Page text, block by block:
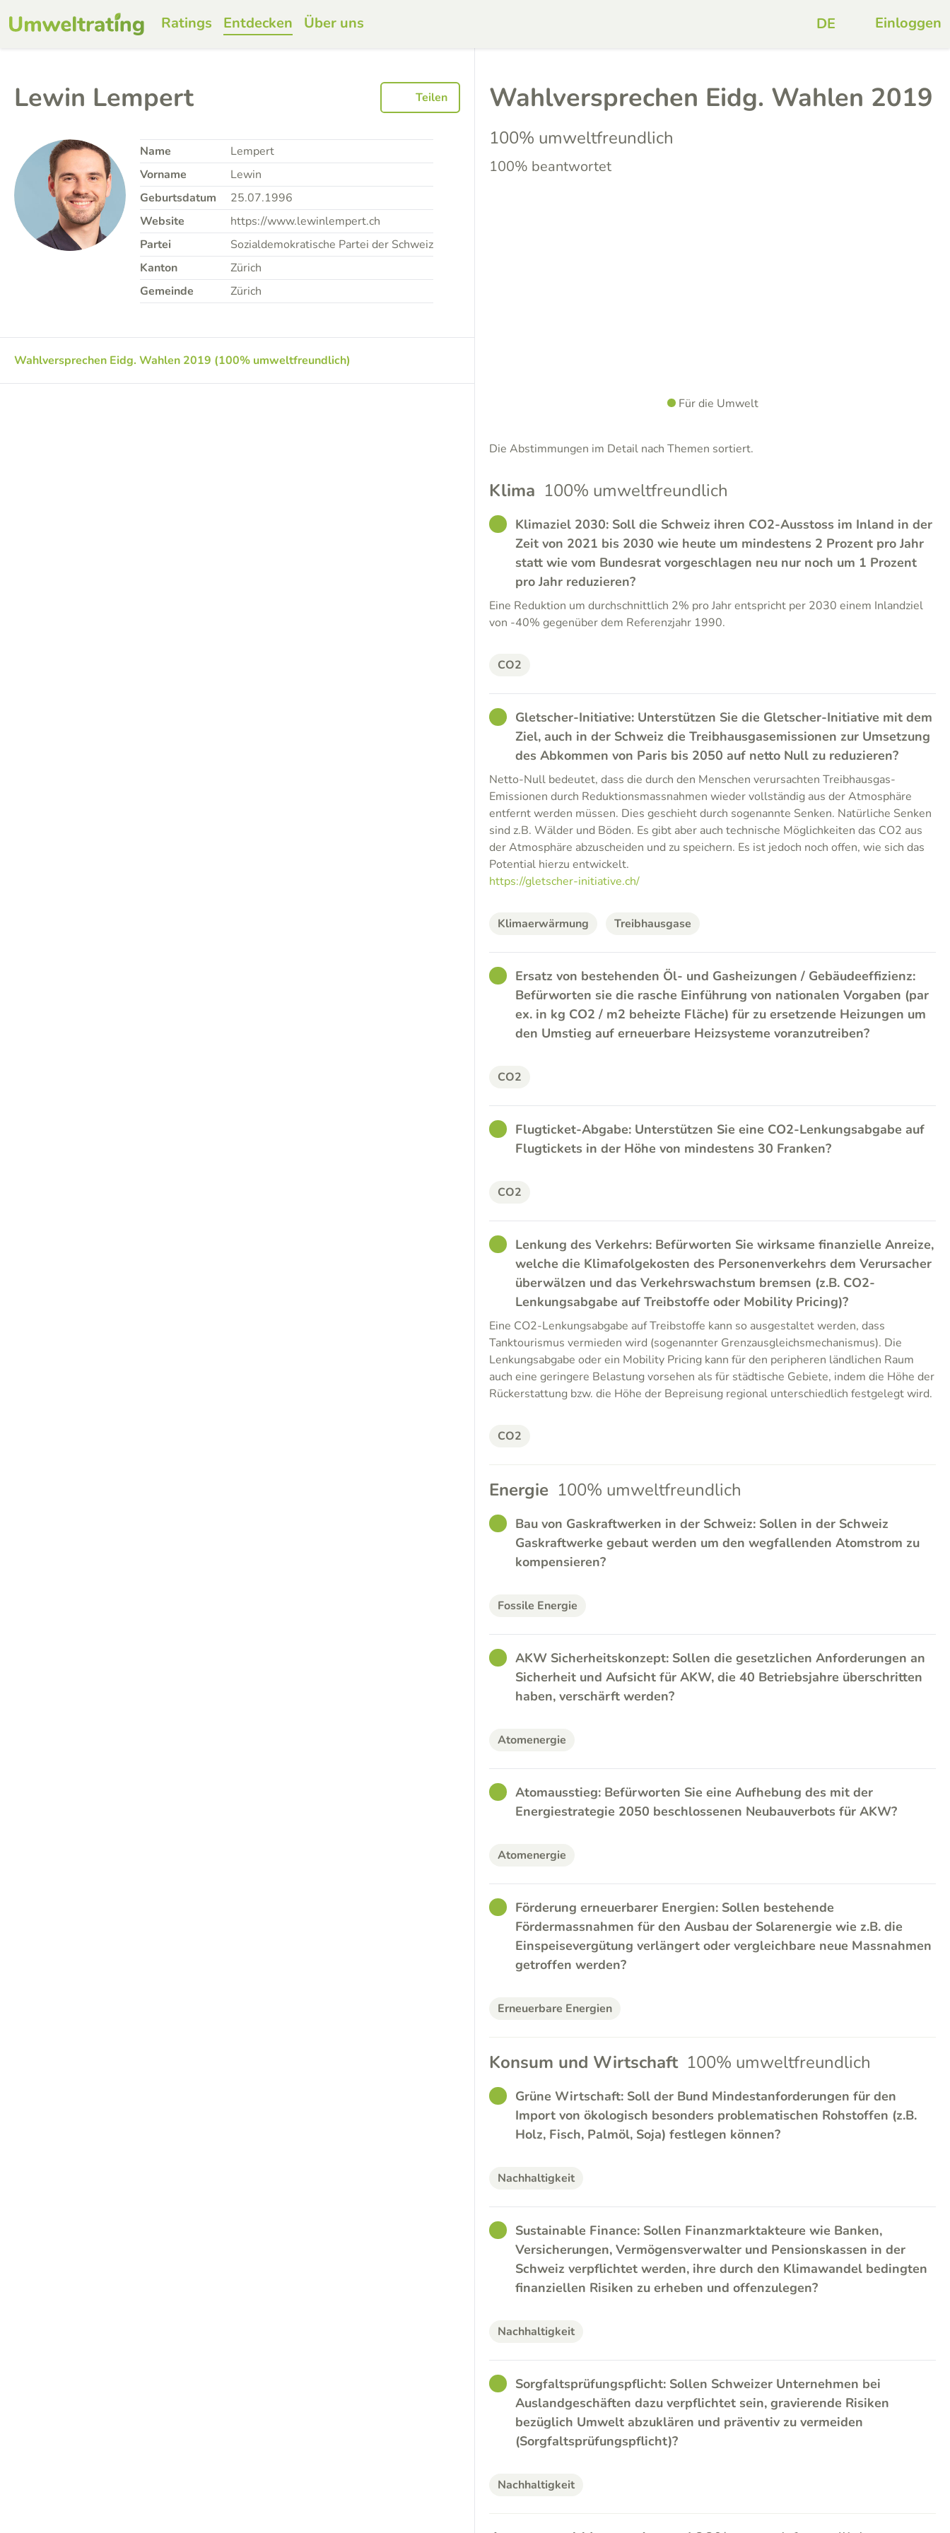
Ratings Entdecken Über uns Einloggen
Lewin Lempert Teilen
Name
Lempert
Vorname
Lewin
Geburtsdatum
25.07.1996
Website
https://www.lewinlempert.ch
Partei
Sozialdemokratische Partei der Schweiz
Kanton
Zürich
Gemeinde
Zürich
Wahlversprechen Eidg. Wahlen 2019 (100% umweltfreundlich)
Wahlversprechen Eidg. Wahlen 2019
100% umweltfreundlich
100% beantwortet
Für die Umwelt
Die Abstimmungen im Detail nach Themen sortiert.
Klima 100% umweltfreundlich
GOODKlimaziel 2030: Soll die Schweiz ihren CO2-Ausstoss im Inland in der
Zeit von 2021 bis 2030 wie heute um mindestens 2 Prozent pro Jahr
statt wie vom Bundesrat vorgeschlagen neu nur noch um 1 Prozent
pro Jahr reduzieren?
Eine Reduktion um durchschnittlich 2% pro Jahr entspricht per 2030 einem Inlandziel
von -40% gegenüber dem Referenzjahr 1990.
CO2
GOODGletscher-Initiative: Unterstützen Sie die Gletscher-Initiative mit dem
Ziel, auch in der Schweiz die Treibhausgasemissionen zur Umsetzung
des Abkommen von Paris bis 2050 auf netto Null zu reduzieren?
Netto-Null bedeutet, dass die durch den Menschen verursachten Treibhausgas-
Emissionen durch Reduktionsmassnahmen wieder vollständig aus der Atmosphäre
entfernt werden müssen. Dies geschieht durch sogenannte Senken. Natürliche Senken
sind z.B. Wälder und Böden. Es gibt aber auch technische Möglichkeiten das CO2 aus
der Atmosphäre abzuscheiden und zu speichern. Es ist jedoch noch offen, wie sich das
Potential hierzu entwickelt.
https://gletscher-initiative.ch/
Klimaerwärmung Treibhausgase
GOODErsatz von bestehenden Öl- und Gasheizungen / Gebäudeeffizienz:
Befürworten sie die rasche Einführung von nationalen Vorgaben (par
ex. in kg CO2 / m2 beheizte Fläche) für zu ersetzende Heizungen um
den Umstieg auf erneuerbare Heizsysteme voranzutreiben?
CO2
GOODFlugticket-Abgabe: Unterstützen Sie eine CO2-Lenkungsabgabe auf
Flugtickets in der Höhe von mindestens 30 Franken?
CO2
GOODLenkung des Verkehrs: Befürworten Sie wirksame finanzielle Anreize,
welche die Klimafolgekosten des Personenverkehrs dem Verursacher
überwälzen und das Verkehrswachstum bremsen (z.B. CO2-
Lenkungsabgabe auf Treibstoffe oder Mobility Pricing)?
Eine CO2-Lenkungsabgabe auf Treibstoffe kann so ausgestaltet werden, dass
Tanktourismus vermieden wird (sogenannter Grenzausgleichsmechanismus). Die
Lenkungsabgabe oder ein Mobility Pricing kann für den peripheren ländlichen Raum
auch eine geringere Belastung vorsehen als für städtische Gebiete, indem die Höhe der
Rückerstattung bzw. die Höhe der Bepreisung regional unterschiedlich festgelegt wird.
CO2
Energie 100% umweltfreundlich
GOODBau von Gaskraftwerken in der Schweiz: Sollen in der Schweiz
Gaskraftwerke gebaut werden um den wegfallenden Atomstrom zu
kompensieren?
Fossile Energie
GOODAKW Sicherheitskonzept: Sollen die gesetzlichen Anforderungen an
Sicherheit und Aufsicht für AKW, die 40 Betriebsjahre überschritten
haben, verschärft werden?
Atomenergie
GOODAtomausstieg: Befürworten Sie eine Aufhebung des mit der
Energiestrategie 2050 beschlossenen Neubauverbots für AKW?
Atomenergie
GOODFörderung erneuerbarer Energien: Sollen bestehende
Fördermassnahmen für den Ausbau der Solarenergie wie z.B. die
Einspeisevergütung verlängert oder vergleichbare neue Massnahmen
getroffen werden?
Erneuerbare Energien
Konsum und Wirtschaft 100% umweltfreundlich
GOODGrüne Wirtschaft: Soll der Bund Mindestanforderungen für den
Import von ökologisch besonders problematischen Rohstoffen (z.B.
Holz, Fisch, Palmöl, Soja) festlegen können?
Nachhaltigkeit
GOODSustainable Finance: Sollen Finanzmarktakteure wie Banken,
Versicherungen, Vermögensverwalter und Pensionskassen in der
Schweiz verpflichtet werden, ihre durch den Klimawandel bedingten
finanziellen Risiken zu erheben und offenzulegen?
Nachhaltigkeit
GOODSorgfaltsprüfungspflicht: Sollen Schweizer Unternehmen bei
Auslandgeschäften dazu verpflichtet sein, gravierende Risiken
bezüglich Umwelt abzuklären und präventiv zu vermeiden
(Sorgfaltsprüfungspflicht)?
Nachhaltigkeit